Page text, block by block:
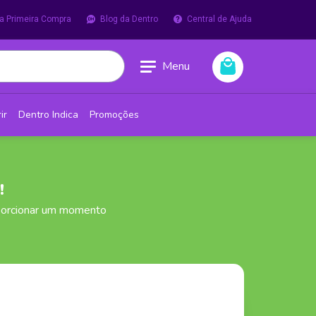
Primeira Compra Blog da Dentro Central de Ajuda
Menu
Dentro Indica Promoções
um momento